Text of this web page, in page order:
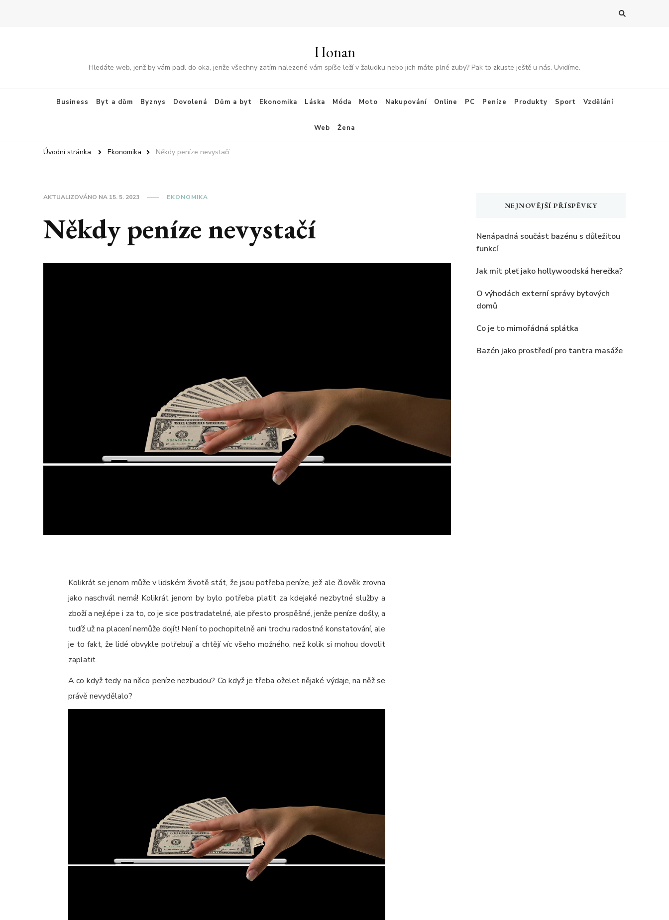
Honan
Hledáte web, jenž by vám padl do oka, jenže všechny zatím nalezené vám spíše leží v žaludku nebo jich máte plné zuby? Pak to zkuste ještě u nás. Uvidíme.
Business Byt a dům Byznys Dovolená Dům a byt Ekonomika Láska Móda Moto Nakupování Online PC Peníze Produkty Sport Vzdělání
Web Žena
Úvodní stránka Ekonomika Někdy peníze nevystačí
AKTUALIZOVÁNO NA 15. 5. 2023 EKONOMIKA
Někdy peníze nevystačí
Kolikrát se jenom může v lidském životě stát, že jsou potřeba peníze, jež ale člověk zrovna
jako naschvál nemá! Kolikrát jenom by bylo potřeba platit za kdejaké nezbytné služby a
zboží a nejlépe i za to, co je sice postradatelné, ale přesto prospěšné, jenže peníze došly, a
tudíž už na placení nemůže dojít! Není to pochopitelně ani trochu radostné konstatování, ale
je to fakt, že lidé obvykle potřebují a chtějí víc všeho možného, než kolik si mohou dovolit
zaplatit.
A co když tedy na něco peníze nezbudou? Co když je třeba oželet nějaké výdaje, na něž se
právě nevydělalo?
NEJNOVĚJŠÍ PŘÍSPĚVKY
Nenápadná součást bazénu s důležitou
funkcí
Jak mít pleť jako hollywoodská herečka?
O výhodách externí správy bytových
domů
Co je to mimořádná splátka
Bazén jako prostředí pro tantra masáže